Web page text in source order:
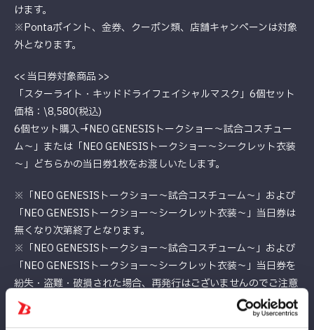
けます。
※Pontaポイント、金券、クーポン類、店舗キャンペーンは対象
外となります。
<< 当日券対象商品 >>
「スターライト・キッドドライフェイシャルマスク」6個セット
価格：\8,580(税込)
6個セット購入→「NEO GENESISトークショー～試合コスチュー
ム～」または「NEO GENESISトークショー～シークレット衣装
～」どちらかの当日券1枚をお渡しいたします。
※「NEO GENESISトークショー～試合コスチューム～」および
「NEO GENESISトークショー～シークレット衣装～」当日券は
無くなり次第終了となります。
※「NEO GENESISトークショー～試合コスチューム～」および
「NEO GENESISトークショー～シークレット衣装～」当日券を
紛失・盗難・破損された場合、再発行はございませんのでご注意
下さい。
※「NEO GENESISトークショー～試合コスチューム～」および